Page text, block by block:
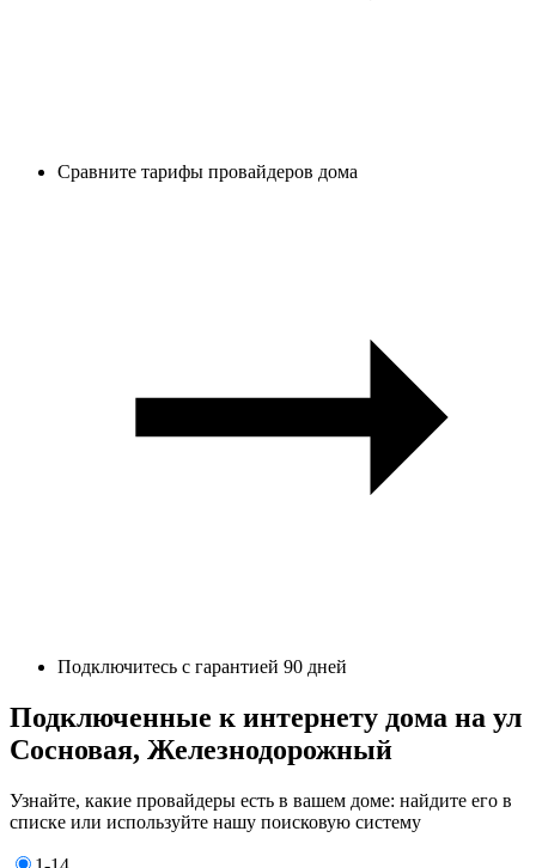
Сравните тарифы провайдеров дома
Подключитесь с гарантией 90 дней
Подключенные к интернету дома на ул
Сосновая, Железнодорожный
Узнайте, какие провайдеры есть в вашем доме: найдите его в
списке или используйте нашу поисковую систему